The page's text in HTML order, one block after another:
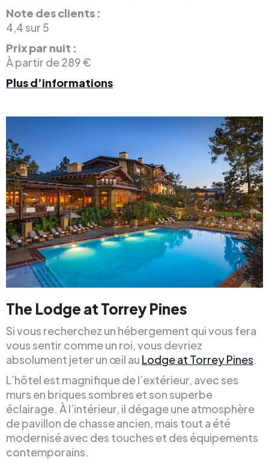
Note des clients :
4,4 sur 5
Prix par nuit :
À partir de 289 €
Plus d’informations
The Lodge at Torrey Pines
Si vous recherchez un hébergement qui vous fera
vous sentir comme un roi, vous devriez
absolument jeter un œil au Lodge at Torrey Pines.
L’hôtel est magnifique de l’extérieur, avec ses
murs en briques sombres et son superbe
éclairage. À l’intérieur, il dégage une atmosphère
de pavillon de chasse ancien, mais tout a été
modernisé avec des touches et des équipements
contemporains.